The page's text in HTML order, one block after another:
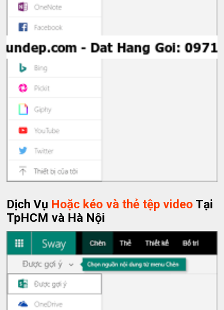
Dịch Vụ Hoặc kéo và thẻ tệp video Tại
TpHCM và Hà Nội